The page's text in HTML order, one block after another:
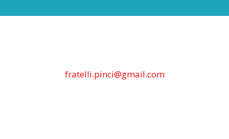
fratelli.pinci@gmail.com